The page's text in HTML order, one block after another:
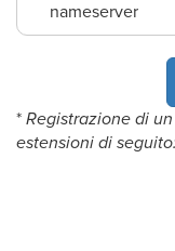
nameserver
* Registrazione di
estensioni di